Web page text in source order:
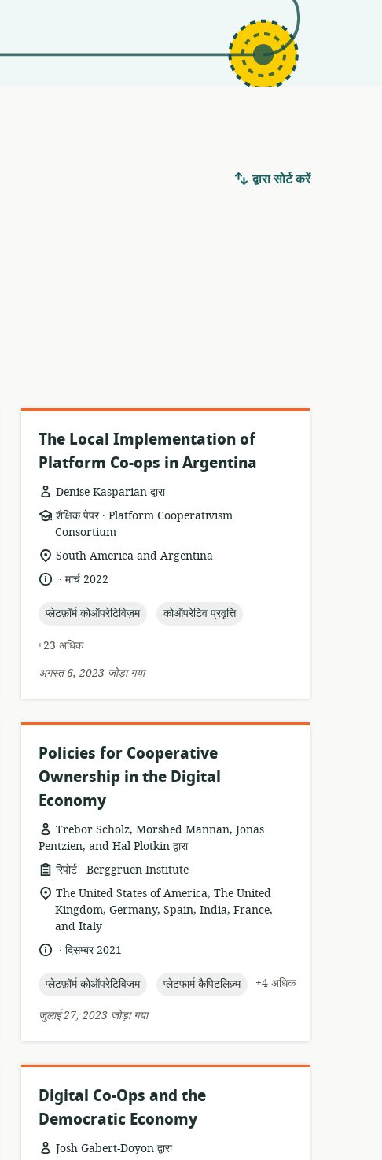
द्वारा सोर्ट करें
The Local Implementation of
Platform Co-ops in Argentina
Denise Kasparian द्वारा
संसाधन
प्रारूप:
शैक्षिक पेपर .
प्रकाशक:
Platform Cooperativism
Consortium
सुसंगति
स्थान:
South America and Argentina
भाषा: .
प्रकाशनमार्च 2022
topic:
प्लेटफ़ॉर्म कोऑपरेटिविज़म topic:
कोऑपरेटिव प्रवृत्ति
+23 अधिक
अगस्त 6, 2023 जोड़ा गया
Policies for Cooperative
Ownership in the Digital
Economy
Trebor Scholz, Morshed Mannan, Jonas
Pentzien, and Hal Plotkin द्वारा
संसाधन
प्रारूप:
रिपोर्ट .
प्रकाशक:
Berggruen Institute
सुसंगति
का
स्थान:
The United States of America, The United
Kingdom, Germany, Spain, India, France,
and Italy
भाषा: .
प्रकाशनदिसम्बर 2021
topic:
प्लेटफ़ॉर्म कोऑपरेटिविज़म topic:
प्लेटफार्म कैपिटलिज़्म
+4 अधिक
जुलाई 27, 2023 जोड़ा गया
Digital Co-Ops and the
Democratic Economy
Josh Gabert-Doyon द्वारा